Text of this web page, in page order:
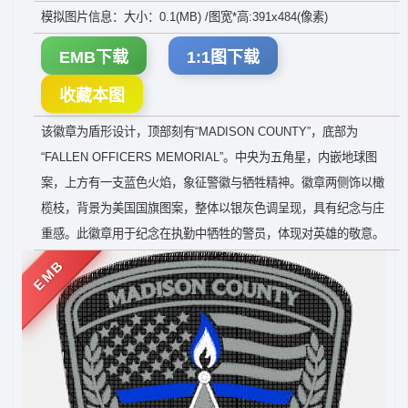
模拟图片信息：大小：0.1(MB) /图宽*高:391x484(像素)
EMB下载 1:1图下载
收藏本图
该徽章为盾形设计，顶部刻有“MADISON COUNTY”，底部为
“FALLEN OFFICERS MEMORIAL”。中央为五角星，内嵌地球图
案，上方有一支蓝色火焰，象征警徽与牺牲精神。徽章两侧饰以橄
榄枝，背景为美国国旗图案，整体以银灰色调呈现，具有纪念与庄
重感。此徽章用于纪念在执勤中牺牲的警员，体现对英雄的敬意。
EMB